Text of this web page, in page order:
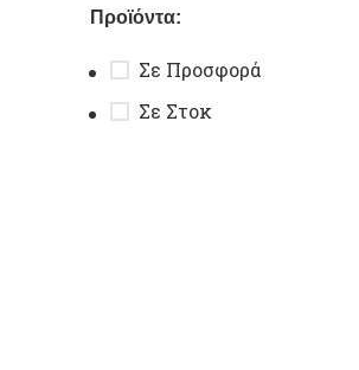
Προϊόντα:
Σε Προσφορά
Σε Στοκ